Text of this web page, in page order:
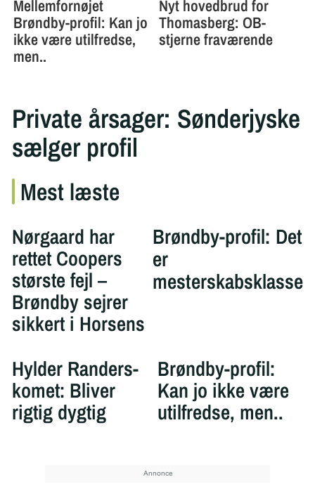
Private årsager: Sønderjyske
sælger profil
Mest læste
Nørgaard har
rettet Coopers
største fejl –
Brøndby sejrer
sikkert i Horsens
Brøndby-profil: Det
er
mesterskabsklasse
Hylder Randers-
komet: Bliver
rigtig dygtig
Brøndby-profil:
Kan jo ikke være
utilfredse, men..